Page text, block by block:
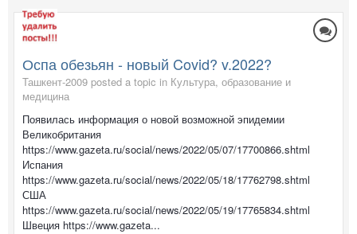
Оспа обезьян - новый Covid? v.2022?
Ташкент-2009 posted a topic in Культура, образование и
медицина
Появилась информация о новой возможной эпидемии
Великобритания
https://www.gazeta.ru/social/news/2022/05/07/17700866.shtml
Испания
https://www.gazeta.ru/social/news/2022/05/18/17762798.shtml
США
https://www.gazeta.ru/social/news/2022/05/19/17765834.shtml
Швеция https://www.gazeta...